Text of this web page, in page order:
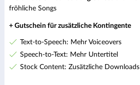
fröhliche Songs
+ Gutschein für zusätzliche Kontingente
Text-to-Speech: Mehr Voiceovers
Speech-to-Text: Mehr Untertitel
Stock Content: Zusätzliche Downloads